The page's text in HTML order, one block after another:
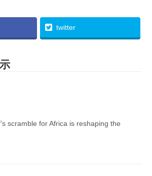
twitter
scramble for Africa is reshaping the